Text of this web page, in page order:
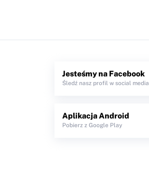
Jesteśmy na Facebook
Śledź nasz profil w social media
Aplikacja Android
Pobierz z Google Play